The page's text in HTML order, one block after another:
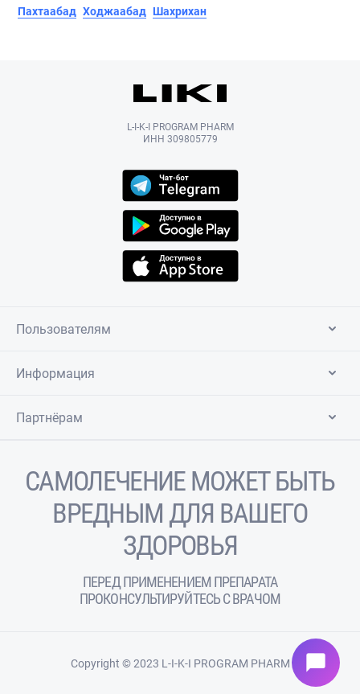
Пахтаабад Ходжаабад Шахрихан
L-I-K-I PROGRAM PHARM
ИНН 309805779
Пользователям
Информация
Партнёрам
САМОЛЕЧЕНИЕ МОЖЕТ БЫТЬ
ВРЕДНЫМ ДЛЯ ВАШЕГО
ЗДОРОВЬЯ
ПЕРЕД ПРИМЕНЕНИЕМ ПРЕПАРАТА
ПРОКОНСУЛЬТИРУЙТЕСЬ С ВРАЧОМ
Copyright © 2023 L-I-K-I PROGRAM PHARM chat_bubble